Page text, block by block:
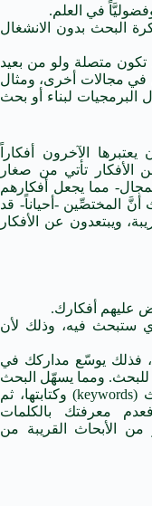
في العلم.
البحث بدون الانشغال
متصلة ولو من بعيد
في مجالات أخرى، ومثال
لبناء أو بحث
الآخرون أفكاراً
تأتي من صغار
مما يجعل أفكارهم
المختصِّين -أحياناً- قد
ويبتعدون عن الأفكار
عليهم أفكارك.
ستبحث فيه، وذلك لأن
فذلك يوسّع مداركك في
للبحث. ومما يسهّل البحث
عن فكرة البحث، تحديد كلمات البحث (keywords) وكتابتها، ثم
معرفتك بالكلمات
الأبحاث القريبة من